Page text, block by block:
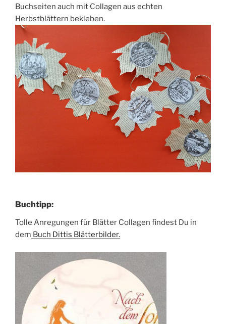
Buchseiten auch mit Collagen aus echten
Herbstblättern bekleben.
Buchtipp:
Tolle Anregungen für Blätter Collagen findest Du in
dem Buch Dittis Blätterbilder.